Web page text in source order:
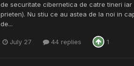
de securitate cibernetica de catre tineri
prieten). Nu stiu ce au astea de la noi in
de...
July 27 44 replies 1